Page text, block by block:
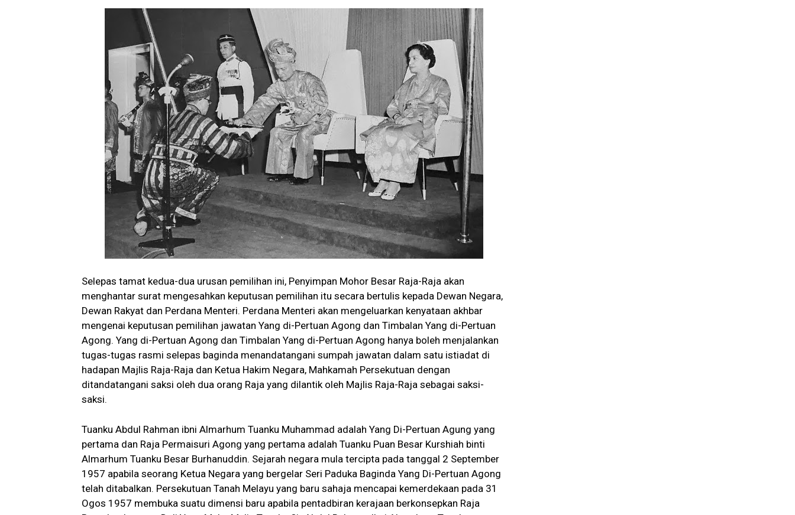
Selepas tamat kedua-dua urusan pemilihan ini, Penyimpan Mohor Besar Raja-Raja akan
menghantar surat mengesahkan keputusan pemilihan itu secara bertulis kepada Dewan Negara,
Dewan Rakyat dan Perdana Menteri. Perdana Menteri akan mengeluarkan kenyataan akhbar
mengenai keputusan pemilihan jawatan Yang di-Pertuan Agong dan Timbalan Yang di-Pertuan
Agong. Yang di-Pertuan Agong dan Timbalan Yang di-Pertuan Agong hanya boleh menjalankan
tugas-tugas rasmi selepas baginda menandatangani sumpah jawatan dalam satu istiadat di
hadapan Majlis Raja-Raja dan Ketua Hakim Negara, Mahkamah Persekutuan dengan
ditandatangani saksi oleh dua orang Raja yang dilantik oleh Majlis Raja-Raja sebagai saksi-
saksi.
Tuanku Abdul Rahman ibni Almarhum Tuanku Muhammad adalah Yang Di-Pertuan Agung yang
pertama dan Raja Permaisuri Agong yang pertama adalah Tuanku Puan Besar Kurshiah binti
Almarhum Tuanku Besar Burhanuddin. Sejarah negara mula tercipta pada tanggal 2 September
1957 apabila seorang Ketua Negara yang bergelar Seri Paduka Baginda Yang Di-Pertuan Agong
telah ditabalkan. Persekutuan Tanah Melayu yang baru sahaja mencapai kemerdekaan pada 31
Ogos 1957 membuka suatu dimensi baru apabila pentadbiran kerajaan berkonsepkan Raja